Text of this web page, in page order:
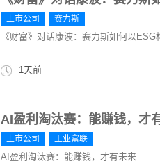
上市公司 赛力斯
《财富》对话康波：赛力斯如何以
1天前
AI盈利淘汰赛：能赚钱，才
上市公司 工业富联
AI盈利淘汰赛：能赚钱，才有未来